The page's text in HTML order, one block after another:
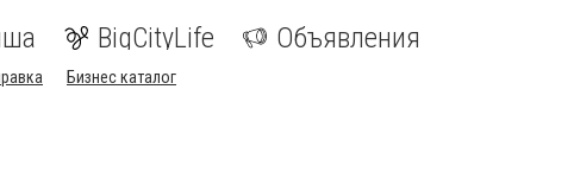
BigCityLife Объявления
Бизнес каталог